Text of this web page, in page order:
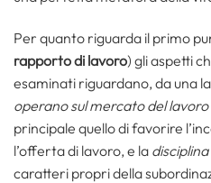
Per quanto riguarda il primo
rapporto di lavoro) gli aspetti
esaminati riguardano, da una
operano sul mercato del lavoro
principale quello di favorire
l’offerta di lavoro, e la
caratteri propri della